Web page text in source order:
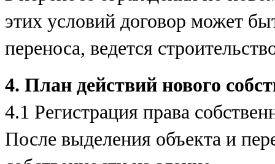
этих условий договор может
переноса, ведется
4. План действий нового
4.1 Регистрация права
После выделения объекта и